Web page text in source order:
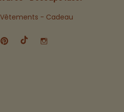
- Cadeau